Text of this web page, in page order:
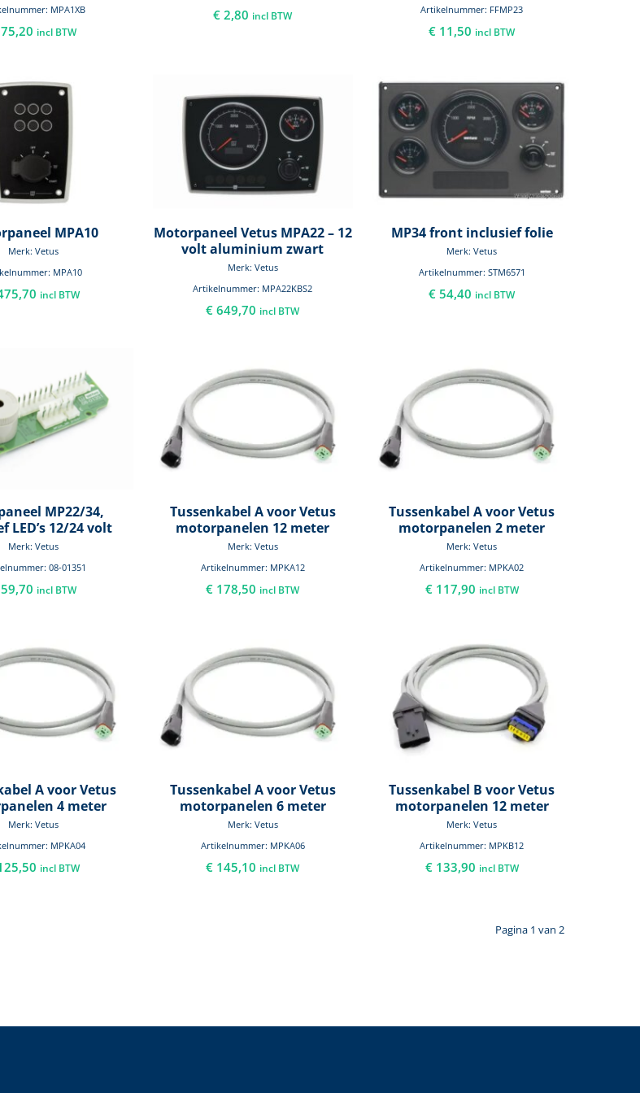
MPA1XB
incl BTW
€ 2,80 incl BTW
Artikelnummer: FFMP23
€ 11,50 incl BTW
MPA10
Merk: Vetus
MPA10
incl BTW
Motorpaneel Vetus MPA22 – 12
volt aluminium zwart
Merk: Vetus
Artikelnummer: MPA22KBS2
€ 649,70 incl BTW
MP34 front inclusief folie
Merk: Vetus
Artikelnummer: STM6571
€ 54,40 incl BTW
MP22/34,
LED’s 12/24 volt
Merk: Vetus
08-01351
incl BTW
Tussenkabel A voor Vetus
motorpanelen 12 meter
Merk: Vetus
Artikelnummer: MPKA12
€ 178,50 incl BTW
Tussenkabel A voor Vetus
motorpanelen 2 meter
Merk: Vetus
Artikelnummer: MPKA02
€117,90 incl BTW
A voor Vetus
4 meter
Merk: Vetus
MPKA04
incl BTW
Tussenkabel A voor Vetus
motorpanelen 6 meter
Merk: Vetus
Artikelnummer: MPKA06
€ 145,10 incl BTW
Tussenkabel B voor Vetus
motorpanelen 12 meter
Merk: Vetus
Artikelnummer: MPKB12
€133,90 incl BTW
Pagina 1 van 2